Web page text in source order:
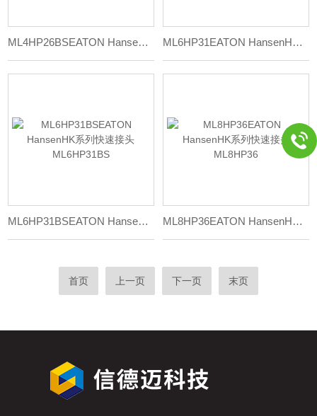
ML4HP26BSEATON HansenHK系列快速接头ML4HP26BS ML6HP31EATON HansenHK系列快速接头ML6HP31
ML6HP31BSEATON HansenHK系列快速接头ML6HP31BS ML8HP36EATON HansenHK系列快速接头ML8HP36
首页 上一页 下一页 末页